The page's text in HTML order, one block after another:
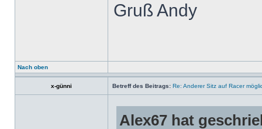
Gruß Andy
Nach oben
x-günni Betreff des Beitrags: Re: Anderer Sitz auf Racer
Alex67 hat